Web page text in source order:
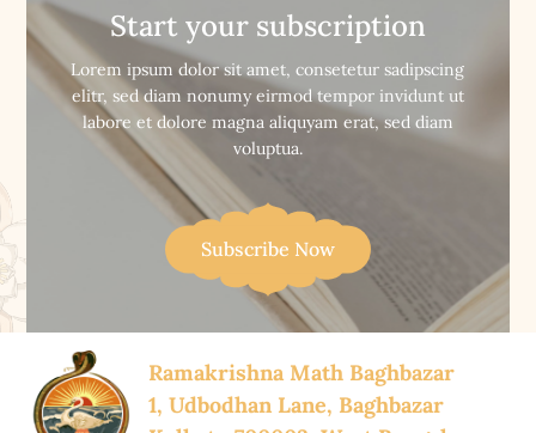
হয় (১)
 Buy Now Buy Now
Start your subscription
Lorem ipsum dolor sit amet, consetetur sadipscing
elitr, sed diam nonumy eirmod tempor invidunt ut
labore et dolore magna aliquyam erat, sed diam
voluptua.
Subscribe Now
Ramakrishna Math Baghbazar
1, Udbodhan Lane, Baghbazar